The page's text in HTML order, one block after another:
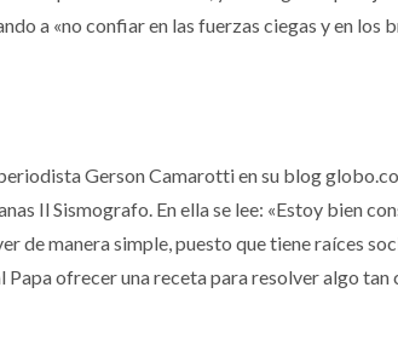
a «no confiar en las fuerzas ciegas y en los
Gerson Camarotti en su blog
Il Sismografo. En ella se lee: «Estoy bien
de manera simple, puesto que tiene raíces
Papa ofrecer una receta para resolver algo tan